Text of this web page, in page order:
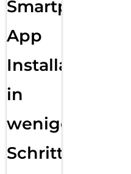
Smartphone
App
Installation
in
wenigen
Schritten